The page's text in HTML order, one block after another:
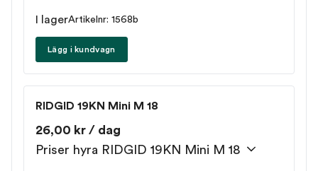
I lagerArtikelnr: 1568b
Lägg i kundvagn
RIDGID 19KN Mini M 18
26,00 kr / dag
Priser hyra RIDGID 19KN Mini M 18